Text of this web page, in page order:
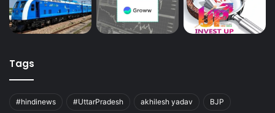
Tags
#hindinews #UttarPradesh akhilesh yadav BJP